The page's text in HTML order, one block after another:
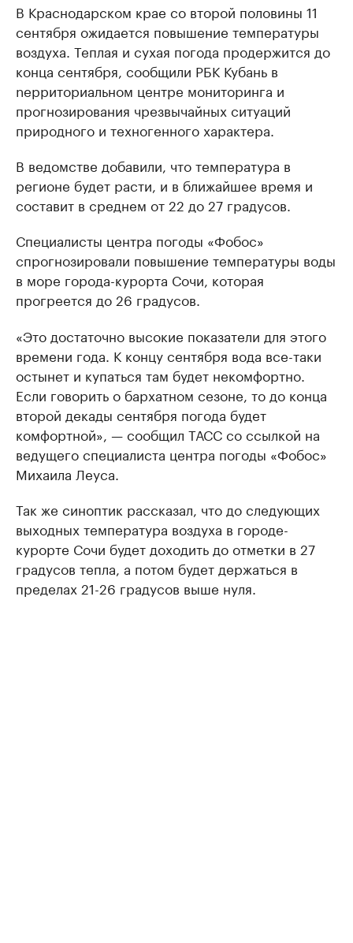
В Краснодарском крае со второй половины 11
сентября ожидается повышение температуры
воздуха. Теплая и сухая погода продержится до
конца сентября, сообщили РБК Кубань в
nерриториальном центре мониторинга и
прогнозирования чрезвычайных ситуаций
природного и техногенного характера.
В ведомстве добавили, что температура в
регионе будет расти, и в ближайшее время и
составит в среднем от 22 до 27 градусов.
Специалисты центра погоды «Фобос»
спрогнозировали повышение температуры воды
в море города-курорта Сочи, которая
прогреется до 26 градусов.
«Это достаточно высокие показатели для этого
времени года. К концу сентября вода все-таки
остынет и купаться там будет некомфортно.
Если говорить о бархатном сезоне, то до конца
второй декады сентября погода будет
комфортной», — сообщил ТАСС со ссылкой на
ведущего специалиста центра погоды «Фобос»
Михаила Леуса.
Так же синоптик рассказал, что до следующих
выходных температура воздуха в городе-
курорте Сочи будет доходить до отметки в 27
градусов тепла, а потом будет держаться в
пределах 21-26 градусов выше нуля.